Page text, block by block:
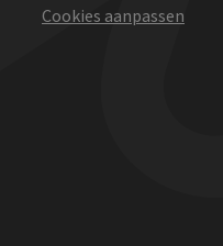
Cookies aanpassen